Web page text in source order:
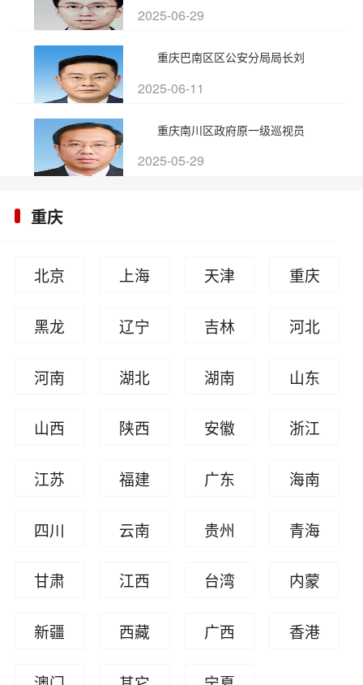
2025-06-29
重庆巴南区区公安分局局长刘
2025-06-11
重庆南川区政府原一级巡视员
2025-05-29
重庆
北京 上海 天津 重庆
黑龙
辽宁 吉林 河北
河南 湖北 湖南 山东
山西 陕西 安徽 浙江
江苏 福建 广东 海南
四川 云南 贵州 青海
甘肃 江西 台湾
内蒙
新疆 西藏 广西 香港